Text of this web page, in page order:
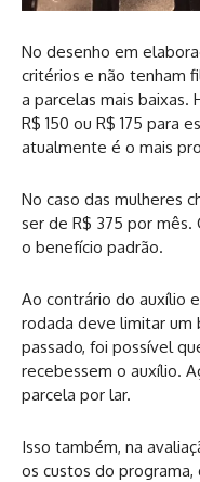
No desenho em
critérios e não tenham
a parcelas mais baixas.
R$ 150 ou R$ 175 para
atualmente é o mais
No caso das mulheres
ser de R$ 375 por
o benefício padrão.
Ao contrário do auxílio
rodada deve limitar um
passado, foi possível
recebessem o auxílio.
parcela por lar.
Isso também, na
os custos do